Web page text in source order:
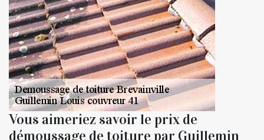
Vous aimeriez savoir le prix de
démoussage de toiture par Guillemin